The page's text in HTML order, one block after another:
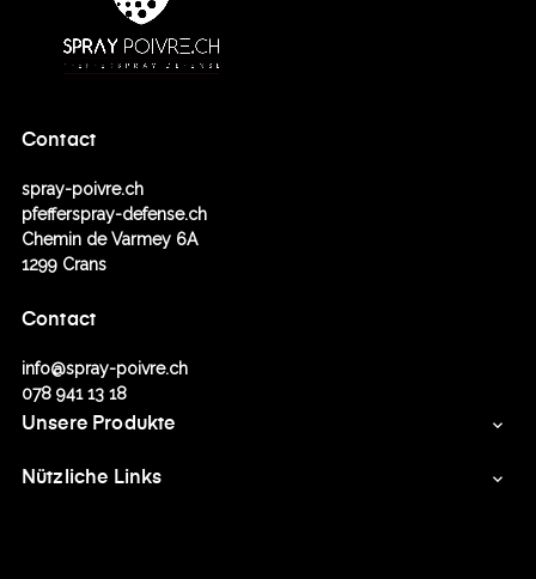
Contact
spray-poivre.ch
pfefferspray-defense.ch
Chemin de Varmey 6A
1299 Crans
Contact
info@spray-poivre.ch
078 941 13 18
Unsere Produkte

Nützliche Links 